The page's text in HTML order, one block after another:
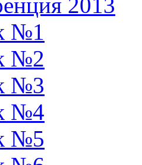
№1
№2
№3
№4
№5